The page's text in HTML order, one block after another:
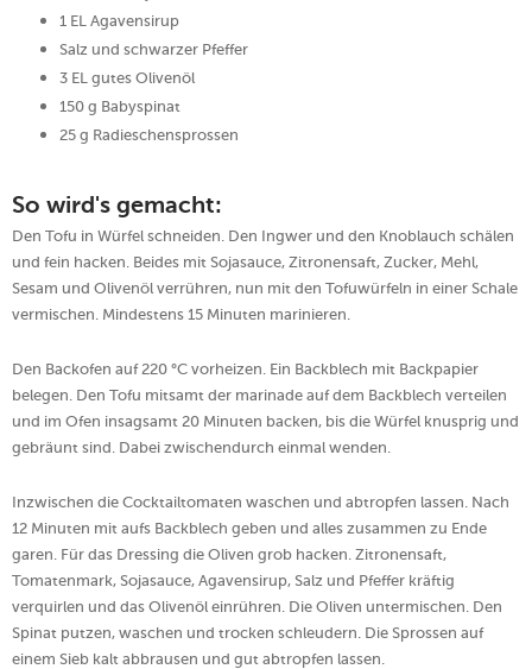
1 EL Agavensirup
Salz und schwarzer Pfeffer
3 EL gutes Olivenöl
150 g Babyspinat
25 g Radieschensprossen
So wird's gemacht:
Den Tofu in Würfel schneiden. Den Ingwer und den Knoblauch schälen
und fein hacken. Beides mit Sojasauce, Zitronensaft, Zucker, Mehl,
Sesam und Olivenöl verrühren, nun mit den Tofuwürfeln in einer Schale
vermischen. Mindestens 15 Minuten marinieren.
Den Backofen auf 220 °C vorheizen. Ein Backblech mit Backpapier
belegen. Den Tofu mitsamt der marinade auf dem Backblech verteilen
und im Ofen insagsamt 20 Minuten backen, bis die Würfel knusprig und
gebräunt sind. Dabei zwischendurch einmal wenden.
Inzwischen die Cocktailtomaten waschen und abtropfen lassen. Nach
12 Minuten mit aufs Backblech geben und alles zusammen zu Ende
garen. Für das Dressing die Oliven grob hacken. Zitronensaft,
Tomatenmark, Sojasauce, Agavensirup, Salz und Pfeffer kräftig
verquirlen und das Olivenöl einrühren. Die Oliven untermischen. Den
Spinat putzen, waschen und trocken schleudern. Die Sprossen auf
einem Sieb kalt abbrausen und gut abtropfen lassen.